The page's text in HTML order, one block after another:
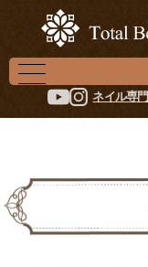
ネイル専門